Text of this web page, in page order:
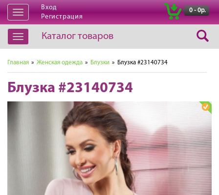
Открыть
навигацию
Вход
Регистрация
0 - 0р.
Открыть
навигацию
Каталог товаров
Главная » Женская одежда » Блузки » Блузка #23140734
Блузка #23140734